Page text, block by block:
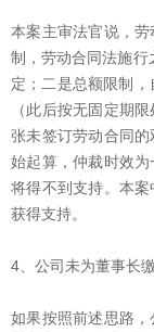
本案主审法官说，
制，劳动合同法施
定；二是总额限制
（此后按无固定期
张未签订劳动合同
始起算，仲裁时效
将得不到支持。本
获得支持。
4、公司未为董事长
如果按照前述思路